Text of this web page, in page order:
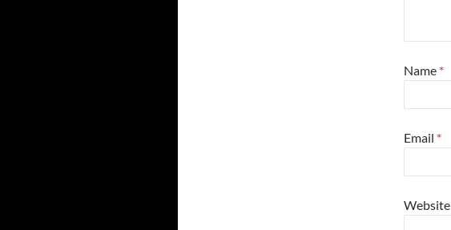
Name *
Email *
Website